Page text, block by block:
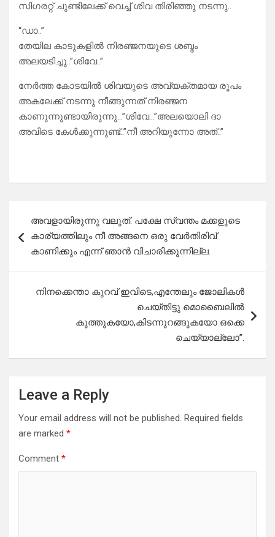
സിഗരറ്റ് ചുണ്ടിലേക്ക് വെച്ച് ശിവ തിരിഞ്ഞു നടന്നു..
“ഡാ..”
തേയില കാടുകളിൽ നിരഞ്ജനയുടെ ശബ്ദം
അലയടിച്ചു..”ശിവേ..”
നേർത്ത കോടയിൽ ശിവയുടെ അവ്യക്തമായ രൂപം
അകലേക്ക്‌ നടന്നു നീങ്ങുന്നത് നിരഞ്ജന
കാണുന്നുണ്ടായിരുന്നു…”ശിവേ…”അലയൊലി ദാ
അവിടെ കേൾക്കുന്നുണ്ട്..”നീ അറിയുന്നോ അത്..”
navigation
അവളായിരുന്നു വലുത്. പക്ഷേ സ്വന്തം മക്കളുടെ
കാര്യത്തിലും നീ അങ്ങനെ ഒരു വേർതിരിവ്
കാണിക്കും എന്ന് ഞാൻ വിചാരിക്കുന്നില്ല.
നിനക്കെന്താ കുറവ് ഇവിടെ,എന്തേലും ജോലികൾ
ചെയ്തിട്ടു മൊബൈലിൽ
കുത്തുകയോ,കിടന്നുറങ്ങുകയോ ഒക്കെ
ചെയ്യാല്ലോ”.
Leave a Reply
Your email address will not be published. Required fields
are marked *
Comment *